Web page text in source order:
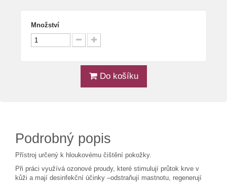
Množství
Do košíku
Podrobný popis
Přístroj určený k hloukovému čištění pokožky.
Při práci využívá ozonové proudy, které stimulují průtok krve v
kůži a mají desinfekční účinky –odstraňují mastnotu, regenerují